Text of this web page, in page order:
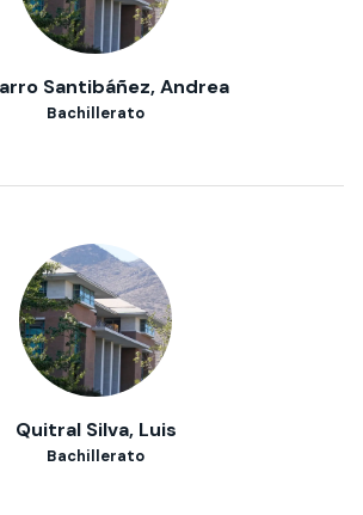
Santibáñez, Andrea
Bachillerato
Quitral Silva, Luis
Bachillerato